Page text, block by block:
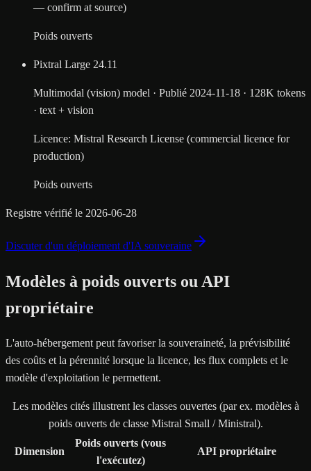
— confirm at source)
Poids ouverts
Pixtral Large 24.11
Multimodal (vision) model · Publié 2024-11-18 · 128K tokens
· text + vision
Licence: Mistral Research License (commercial licence for
production)
Poids ouverts
Registre vérifié le 2026-06-28
Discuter d'un déploiement d'IA souveraine
Modèles à poids ouverts ou API
propriétaire
L'auto-hébergement peut favoriser la souveraineté, la prévisibilité
des coûts et la pérennité lorsque la licence, les flux complets et le
modèle d'exploitation le permettent.
Les modèles cités illustrent les classes ouvertes (par ex. modèles à
poids ouverts de classe Mistral Small / Ministral).
Dimension
Poids ouverts (vous
l'exécutez)
API propriétaire